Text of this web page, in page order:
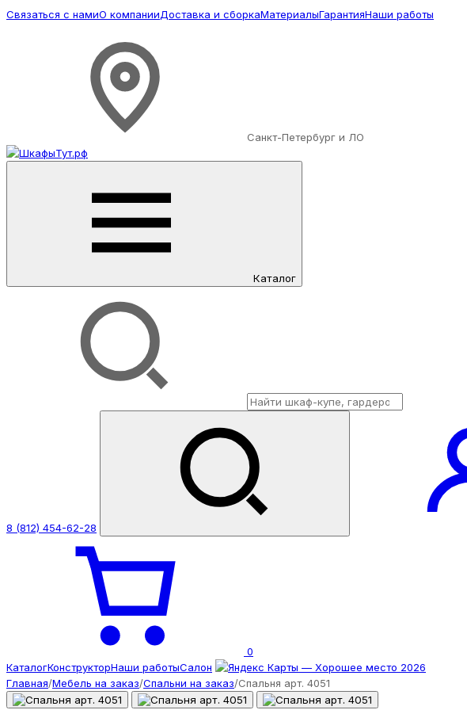
Связаться с намиО компанииДоставка и сборкаМатериалыГарантияНаши работы
Санкт-Петербург и ЛО
Каталог
8 (812) 454-62-28
0
КаталогКонструкторНаши работыСалон
Главная/Мебель на заказ/Спальни на заказ/Спальня арт. 4051